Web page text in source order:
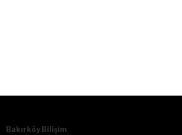
Bakırköy Bilişim